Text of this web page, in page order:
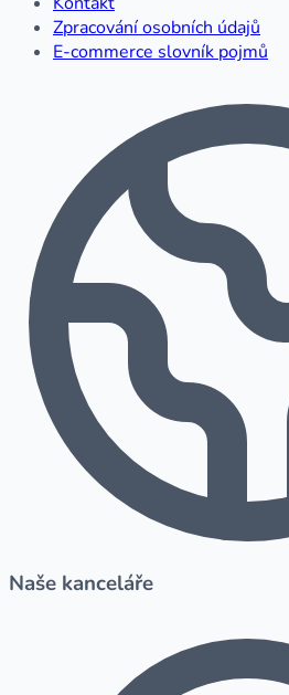
Zpracování osobních údajů
E-commerce slovník pojmů
Naše kanceláře